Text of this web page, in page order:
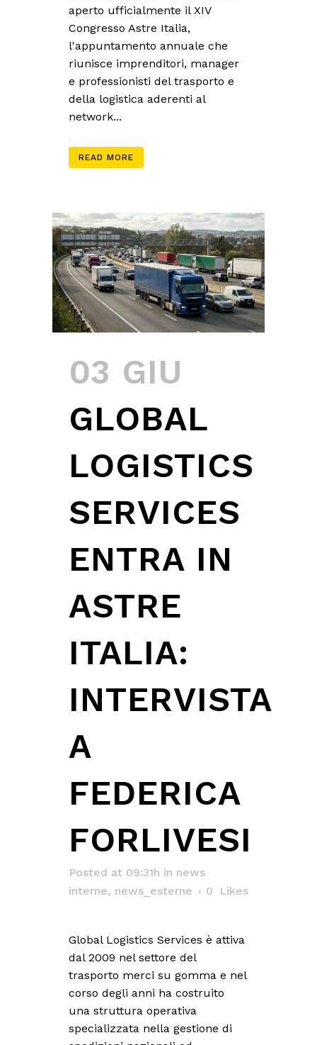
aperto ufficialmente il XIV
Congresso Astre Italia,
l'appuntamento annuale che
riunisce imprenditori, manager
e professionisti del trasporto e
della logistica aderenti al
network...
READ MORE
03 GIU
GLOBAL
LOGISTICS
SERVICES
ENTRA IN
ASTRE
ITALIA:
INTERVISTA
A
FEDERICA
FORLIVESI
Posted at 09:31h in news
interne, news_esterne 0 Likes
Global Logistics Services è attiva
dal 2009 nel settore del
trasporto merci su gomma e nel
corso degli anni ha costruito
una struttura operativa
specializzata nella gestione di